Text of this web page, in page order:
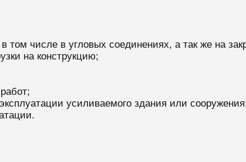
числе в угловых соединениях, а так же на
на конструкцию;
усиливаемого здания или